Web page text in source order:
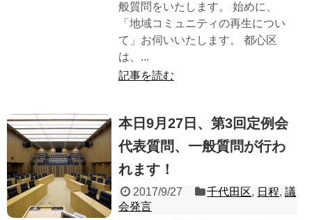
般質問をいたします。 始めに、
「地域コミュニティの再生につい
て」お伺いいたします。 都心区
は、...
記事を読む
本日9月27日、第3回定例会
代表質問、一般質問が行わ
れます！
2017/9/27 千代田区, 日程,議
会発言